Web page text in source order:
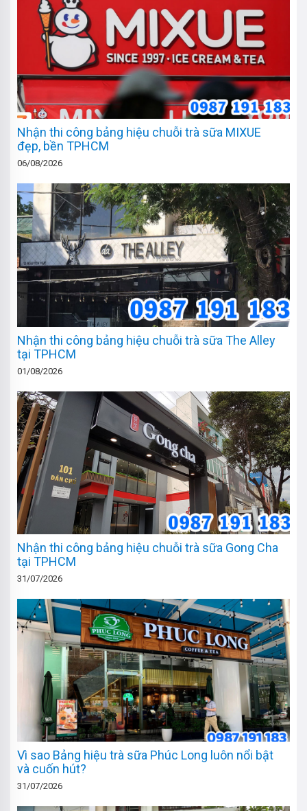
Nhận thi công bảng hiệu chuỗi trà sữa MIXUE
đẹp, bền TPHCM
06/08/2026
Nhận thi công bảng hiệu chuỗi trà sữa The Alley
tại TPHCM
01/08/2026
Nhận thi công bảng hiệu chuỗi trà sữa Gong Cha
tại TPHCM
31/07/2026
Vì sao Bảng hiệu trà sữa Phúc Long luôn nổi bật
và cuốn hút?
31/07/2026